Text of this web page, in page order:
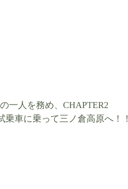
一人を務め、CHAPTER2
乗車に乗って三ノ倉高原へ！！